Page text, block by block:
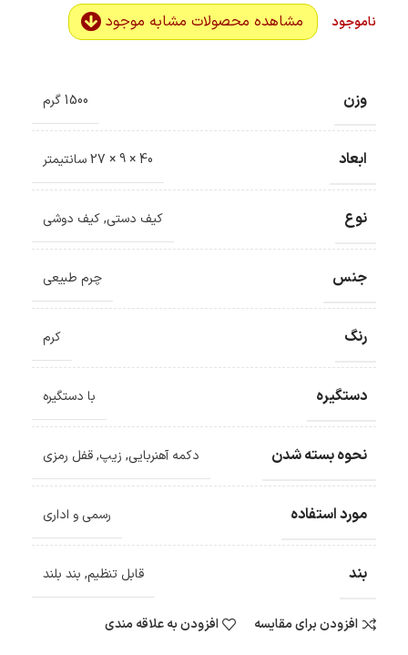
ناموجود مشاهده محصولات مشابه موجود
وزن 1500 گرم
ابعاد 40 × 9 × 27 سانتیمتر
نوع کیف دستی,کیف دوشی
جنس چرم طبیعی
رنگ کرم
دستگیره با دستگیره
نحوه بسته شدن دکمه آهنربایی, زیپ,قفل رمزی
مورد استفاده رسمی و اداری
بند قابل تنظیم, بند بلند
افزودن برای مقایسه افزودن به علاقه مندی
ضمانت اصالت کالا
گارانتی معتبر برای تمامی محصولات ارائه می‌شود.
ارسال سریع و رایگان
تومان ، رایگان به سراسر کشور
ارسال می‌شود.
امکان پرداخت در محل